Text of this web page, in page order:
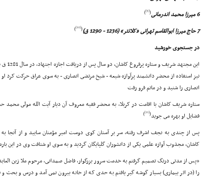
6 میرزا محمد اندرمانى (
[9]
)
7 حاج میرزا ابوالقاسم تهرانى «کلانتر» (1236 - 1290 ق) (
[10]
)
در جستجوى خورشید
این
نیز استفاده از محضر دانشمند پرآوازه شیعه - شیخ مرتضى انصارى - به سوى عراق حرکت کرد
انصارى را شنید و در ماتم فرو رفت
ستاره شریف کاشان با اقامت در کربلا، به محضر فقیه معروف آن دیار آیت الله مولى محمد
فضایل او بهره مى جوید(
[11]
)
پس از چندى به نجف اشرف رفته، سر بر آستان کوى دوست امیر مؤمنان سایید و از آنجا به
کاشان، مجذوب آوازه علمى یکى از دانشوران گلپایگان گردید و به سوى او شتافت وى در این
«پس از مدتى درنگ تصمیم گرفتم به خدمت سرور بزرگوار، فاضل صمدانى، مرحوم ملا زین
را (در اثر بیمارى) بسیار گوشه گیر یافتم به حدى که از خانه بیرون نمى آمد و درس و بحث و